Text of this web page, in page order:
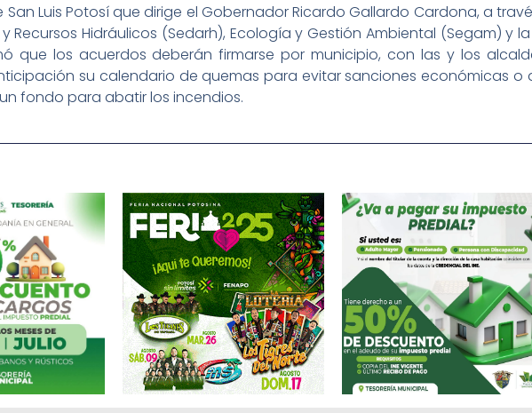
San Luis Potosí que dirige el Gobernador Ricardo Gallardo Cardona, a
Recursos Hidráulicos (Sedarh), Ecología y Gestión Ambiental (Segam) y
que los acuerdos deberán firmarse por municipio, con las y los
su calendario de quemas para evitar sanciones económicas o
fondo para abatir los incendios.